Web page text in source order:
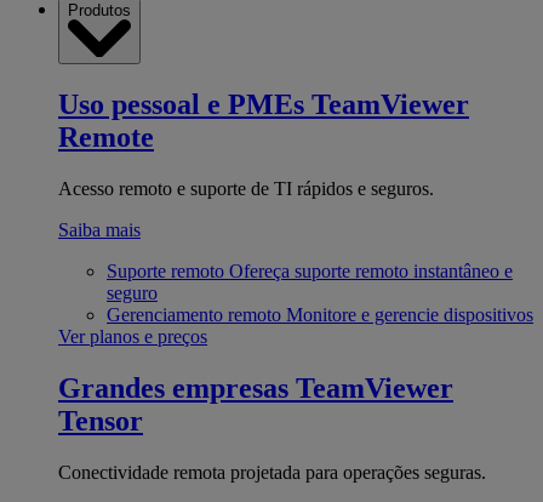
Produtos
Uso pessoal e PMEs TeamViewer
Remote
Acesso remoto e suporte de TI rápidos e seguros.
Saiba mais
Suporte remoto Ofereça suporte remoto instantâneo e
seguro
Gerenciamento remoto Monitore e gerencie dispositivos
Ver planos e preços
Grandes empresas TeamViewer
Tensor
Conectividade remota projetada para operações seguras.